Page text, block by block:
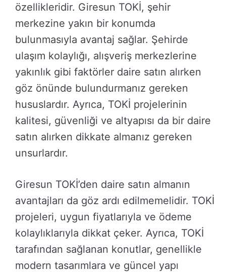
özellikleridir. Giresun TOKİ, şehir
merkezine yakın bir konumda
bulunmasıyla avantaj sağlar. Şehirde
ulaşım kolaylığı, alışveriş merkezlerine
yakınlık gibi faktörler daire satın alırken
göz önünde bulundurmanız gereken
hususlardır. Ayrıca, TOKİ projelerinin
kalitesi, güvenliği ve altyapısı da bir daire
satın alırken dikkate almanız gereken
unsurlardır.
Giresun TOKİ’den daire satın almanın
avantajları da göz ardı edilmemelidir. TOKİ
projeleri, uygun fiyatlarıyla ve ödeme
kolaylıklarıyla dikkat çeker. Ayrıca, TOKİ
tarafından sağlanan konutlar, genellikle
modern tasarımlara ve güncel yapı